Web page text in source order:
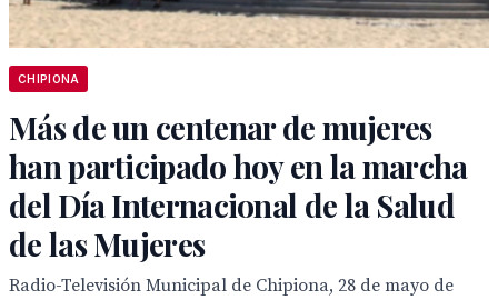
CHIPIONA
Más de un centenar de mujeres
han participado hoy en la marcha
del Día Internacional de la Salud
de las Mujeres
Radio-Televisión Municipal de Chipiona, 28 de mayo de